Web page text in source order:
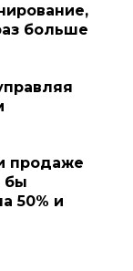
больше
продаже
бы
50% и